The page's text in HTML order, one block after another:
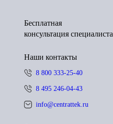
Бесплатная
консультация специалиста
Наши контакты
8 800 333-25-40
8 495 246-04-43
info@centrattek.ru